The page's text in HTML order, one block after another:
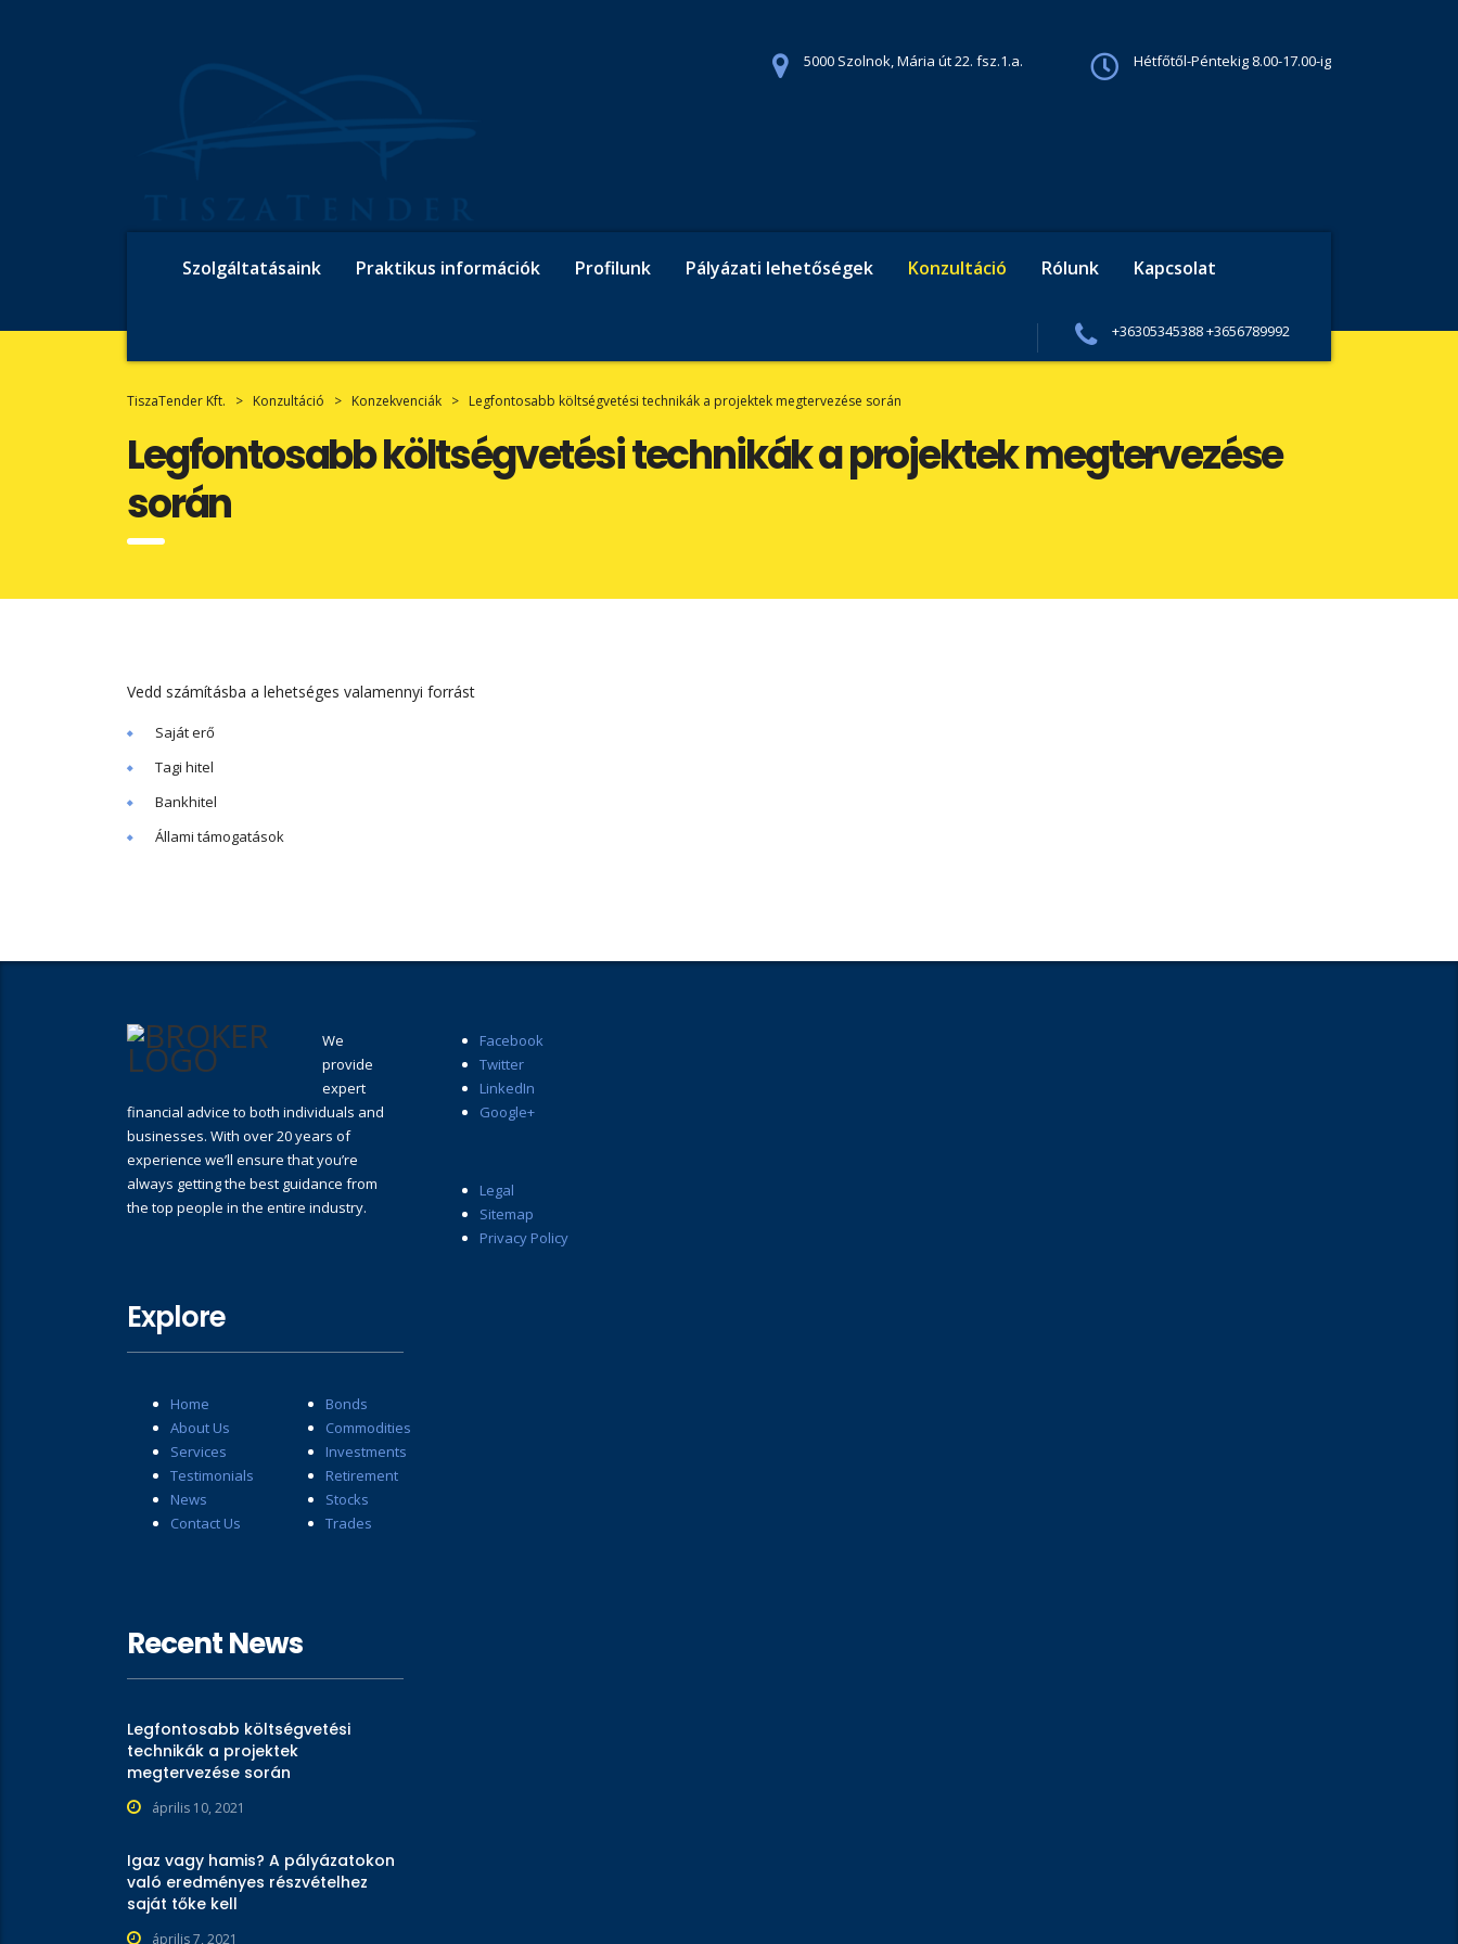
Hétfőtől-Péntekig 8.00-17.00-ig
5000 Szolnok, Mária út 22. fsz.1.a.
Szolgáltatásaink Praktikus információk Profilunk Pályázati lehetőségek Konzultáció Rólunk Kapcsolat
+36305345388 +3656789992
TiszaTender Kft. > Konzultáció > Konzekvenciák > Legfontosabb költségvetési technikák a projektek megtervezése során
Legfontosabb költségvetési technikák a projektek megtervezése
során
Vedd számításba a lehetséges valamennyi forrást
Saját erő
Tagi hitel
Bankhitel
Állami támogatások
We
provide
expert
financial advice to both individuals and
businesses. With over 20 years of
experience we’ll ensure that you’re
always getting the best guidance from
the top people in the entire industry.
Explore
Home
About Us
Services
Testimonials
News
Contact Us
Bonds
Commodities
Investments
Retirement
Stocks
Trades
Recent News
Legfontosabb költségvetési
technikák a projektek
megtervezése során
április 10, 2021
Igaz vagy hamis? A pályázatokon
való eredményes részvételhez
saját tőke kell
április 7, 2021
Facebook
Twitter
LinkedIn
Google+
Legal
Sitemap
Privacy Policy